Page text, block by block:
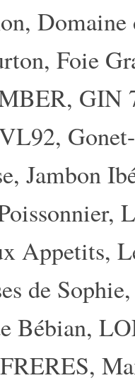
,
, Foie
, GIN
,
, Jambon
,
Appetits,
de Sophie
Bébian,
,